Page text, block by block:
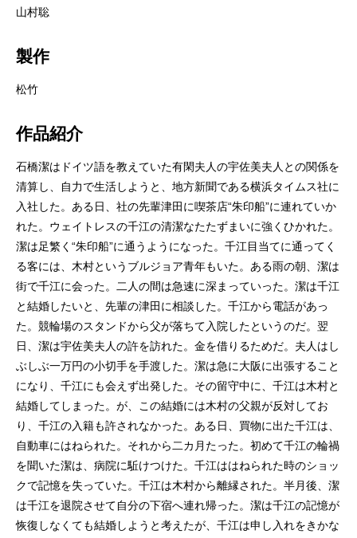
山村聡
製作
松竹
作品紹介
石橋潔はドイツ語を教えていた有閑夫人の宇佐美夫人との関係を
清算し、自力で生活しようと、地方新聞である横浜タイムス社に
入社した。ある日、社の先輩津田に喫茶店“朱印船”に連れていか
れた。ウェイトレスの千江の清潔なたたずまいに強くひかれた。
潔は足繁く“朱印船”に通うようになった。千江目当てに通ってく
る客には、木村というブルジョア青年もいた。ある雨の朝、潔は
街で千江に会った。二人の間は急速に深まっていった。潔は千江
と結婚したいと、先輩の津田に相談した。千江から電話があっ
た。競輪場のスタンドから父が落ちて入院したというのだ。翌
日、潔は宇佐美夫人の許を訪れた。金を借りるためだ。夫人はし
ぶしぶ一万円の小切手を手渡した。潔は急に大阪に出張すること
になり、千江にも会えず出発した。その留守中に、千江は木村と
結婚してしまった。が、この結婚には木村の父親が反対してお
り、千江の入籍も許されなかった。ある日、買物に出た千江は、
自動車にはねられた。それから二カ月たった。初めて千江の輪禍
を聞いた潔は、病院に駈けつけた。千江ははねられた時のショッ
クで記憶を失っていた。千江は木村から離縁された。半月後、潔
は千江を退院させて自分の下宿へ連れ帰った。潔は千江の記憶が
恢復しなくても結婚しようと考えたが、千江は申し入れをきかな